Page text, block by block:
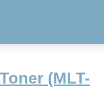
(MLT-